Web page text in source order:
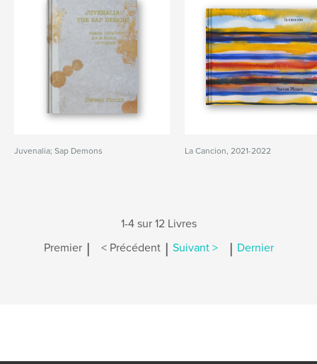
Juvenalia; Sap Demons La Cancion, 2021-2022
1-4 sur 12 Livres
Premier | < Précédent | Suivant > | Dernier